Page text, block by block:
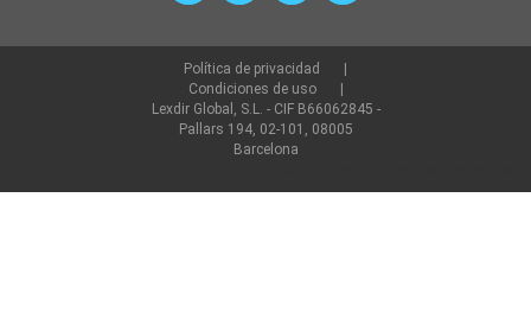
Política de privacidad
Condiciones de uso
Lexdir Global, S.L. - CIF B66062845 -
Pallars 194, 02-101, 08005
Barcelona